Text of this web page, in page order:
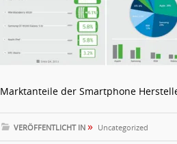
Marktanteile der Smartphone
VERÖFFENTLICHT IN » Uncategorized